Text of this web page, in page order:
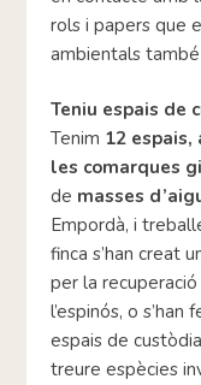
rols i papers que
ambientals
Teniu espais de
Tenim 12 espais,
les comarques
de masses
Empordà, i
finca s’han creat
per la
l’espinós, o
espais de
treure espècies